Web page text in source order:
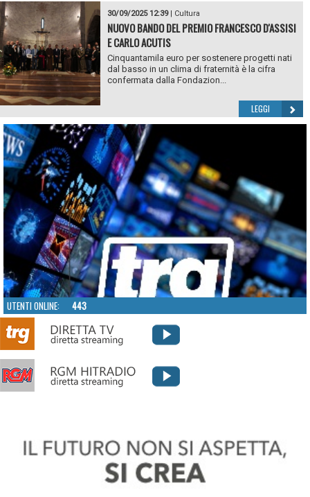
30/09/2025 12:39| Cultura
NUOVO BANDO DEL PREMIO FRANCESCO D'ASSISI
E CARLO ACUTIS
Cinquantamila euro per sostenere progetti nati
dal basso in un clima di fraternità è la cifra
confermata dalla Fondazion...
LEGGI
UTENTI ONLINE: 443